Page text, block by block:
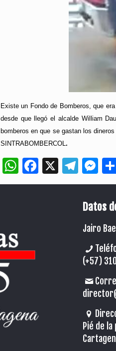
Existe un Fondo de Bomberos, que
desde que llegó el alcalde William
bomberos en que se gastan los
SINTRABOMBERCOL.
WhatsApp
Facebook
X
Datos
Jairo
(+57)
Pié de